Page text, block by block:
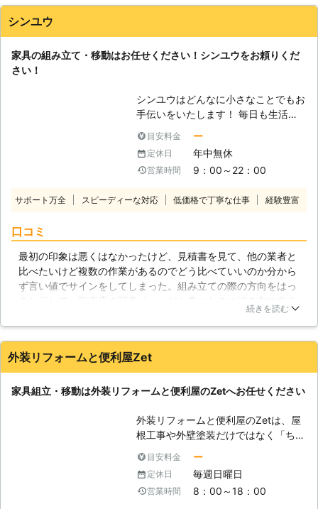
も多くなってきました。そして、それ
家具は1人での組立が非常に難しい作
業となります。構造自体は簡単にでき
を回している間、板を固定するなどの
手が必要なのです。せっかく気に入っ
た家具なのに、組み立てられないから
あきらめてしまうのはもったいないで
すよね。そんな時はぜひ当社がお助け
に参ります。これまでの家具組み立て
てます。 【家具の移動は慎重に】 タ
て移動させることは可能かもしれませ
ん。しかし、もし倒れてきたら大けが
をしてしまう事もあり危険ですし、床
や壁を傷つける事もあります。1階か
ら2階への移動となると、さらに大変
です。当社では、大切な家具とお家を
傷つけないように、安全に注意して家
われても、無理は禁物です。お気軽に
当社までご連絡ください。
って、私があんなに苦労したのは何だったのと思うぐらい手早
く組み立ててもらえました。仕上がった家具を置く場所が後か
思いましたが、ちゃんと言わなかった私も悪いので仕方ないで
すね。
2016年11月30日
シンユウ
家具の組み立て・移動はお任せください！シンユウをお頼りくだ
さい！
シンユウはどんなに小さなことでもお
手伝いをいたします！ 毎日も生活の
き、ありませんか？ 体を動かせない
ときの買い物や、一人暮らしの家具移
動、テレビや電気機器の設置方法がわ
とが手に負えない……などなど。 そん
も、少し困難なことでも、親切丁寧を
モットーにご対応いたします！ ◆家
具の組み立て、いたします！ シンユ
ウはどんな家具でもきれいに組み立て
ウをご利用ください。 ベッドやカラ
具でもお任せください。 複雑そうな
せください。創業12年の経験豊富なス
タッフがあっという間に組み立てま
す！ その他、電球交換やペットのお
散歩などのちょっとしたお手伝いか
ら、不用品回収や引っ越し作業などに
目安料金 ー
定休日 年中無休
営業時間 9：00～22：00
サポート万全 スピーディーな対応 低価格で丁寧な仕事 経験豊富
口コミ
最初の印象は悪くはなかったけど、見積書を見て、他の業者と
比べたいけど複数の作業があるのでどう比べていいのか分から
ず言い値でサインをしてしまった。組み立ての際の方向をはっ
きり示して、販売店の写真イメージも見せたのに頭の方に来る
はずの宮が足側で組み立てられていた。組み立て後に「本当に
これで合っているのか？」と聞くも、「最近のホテルなどでは
足側にコンセントがあるものが多い」「説明書通りに組み立て
た」と言い訳。翌日改めて販売店の写真を見てクレームを入れ
るも、早口で逆ギレ調に、「組み立て直すなら3月になる、返
金というなら5000円返す」と言うので、翌日組み立て直せな
その後の解体物の置き逃げ？も、電話は嫌と言っているだけで
他の方法での謝罪は一切なく、思い込みで作業をしている事が
こちらが話を遮って逆に説教をしたけど疲れました。もう二度
とこの業者は使いません。自分のブログにも証拠として顛末を
全部書き記して、見積書と請求書の中身の違いと写真も残して
続きを読む
外装リフォームと便利屋Zet
家具組立・移動は外装リフォームと便利屋のZetへお任せください
外装リフォームと便利屋のZetは、屋
根工事や外壁塗装だけではなく「ちょ
を解決する便利屋としも活躍している
会社です。 まだ設立して間もなく小
さい会社ですが、小さい会社だからこ
目安料金 ー
定休日 毎週日曜日
営業時間 8：00～18：00